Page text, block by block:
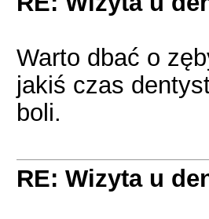
Warto dbać o
jakiś czas
boli.
RE: Wizyta u